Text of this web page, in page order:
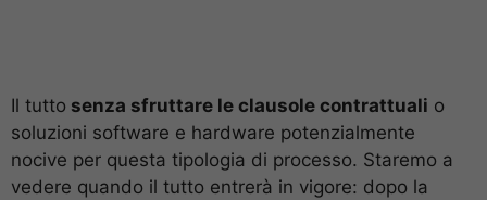
Il tutto senza sfruttare le clausole contrattuali o
soluzioni software e hardware potenzialmente
nocive per questa tipologia di processo. Staremo a
vedere quando il tutto entrerà in vigore: dopo la